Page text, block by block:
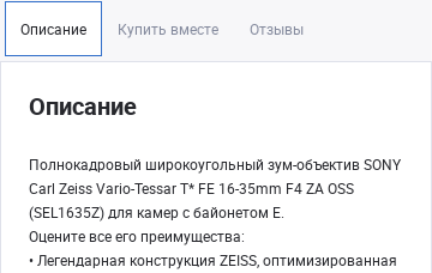
Описание Купить вместе Отзывы
Описание
Полнокадровый широкоугольный зум-объектив SONY
Carl Zeiss Vario-Tessar T* FE 16-35mm F4 ZA OSS
(SEL1635Z) для камер с байонетом E.
Оцените все его преимущества:
• Легендарная конструкция ZEISS, оптимизированная